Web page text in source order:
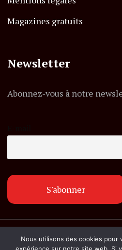
Magazines gratuits
Newsletter
Abonnez-vous à notre
© Copyright
Nous utilisons des cookies pour